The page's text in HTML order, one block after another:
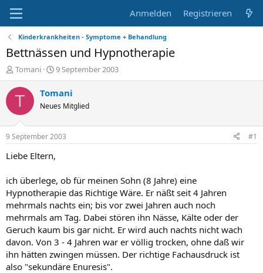
Anmelden Registrieren
Kinderkrankheiten - Symptome + Behandlung
Bettnässen und Hypnotherapie
E
r
s
t
l
e
r
Tomani
E
r
s
e
l
t
9 September 2003
T Tomani
Neues Mitglied
9 September 2003 #1
Liebe Eltern,
ich überlege, ob für meinen Sohn (8 Jahre) eine
Hypnotherapie das Richtige Wäre. Er näßt seit 4 Jahren
mehrmals nachts ein; bis vor zwei Jahren auch noch
mehrmals am Tag. Dabei stören ihn Nässe, Kälte oder der
Geruch kaum bis gar nicht. Er wird auch nachts nicht wach
davon. Von 3 - 4 Jahren war er völlig trocken, ohne daß wir
ihn hätten zwingen müssen. Der richtige Fachausdruck ist
also "sekundäre Enuresis".